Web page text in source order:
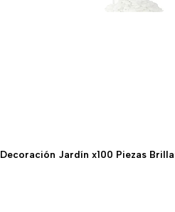
Jardín x100 Piezas